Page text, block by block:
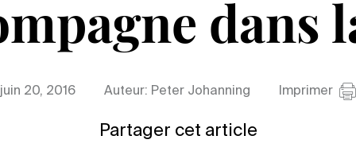
dans
juin 20, 2016 Auteur: Peter Johanning Imprimer
Partager cet article